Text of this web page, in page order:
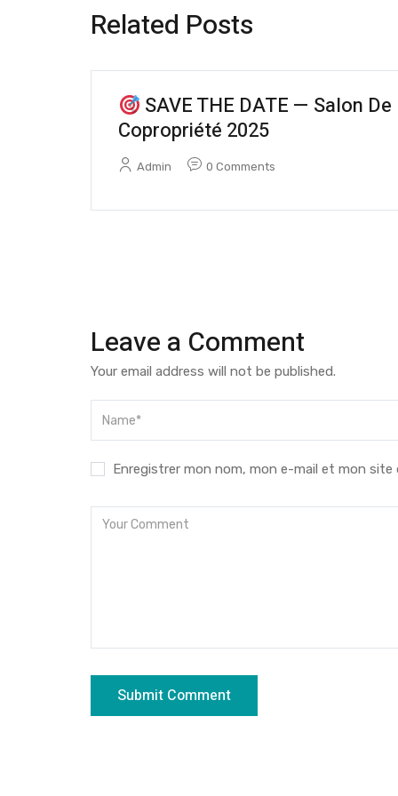
Related Posts
SAVE THE DATE — Salon De
Copropriété 2025
Admin 0 Comments
Leave a Comment
Your email address will not be published.
Enregistrer mon nom, mon e-mail et mon